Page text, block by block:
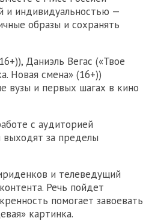
и индивидуальностью —
образы и сохранять
Даниэль Вегас («Твое
Новая смена» (16+))
вузы и первых шагах в кино
с аудиторией
выходят за пределы
и телеведущий
Речь пойдет
помогает завоевать
картинка.